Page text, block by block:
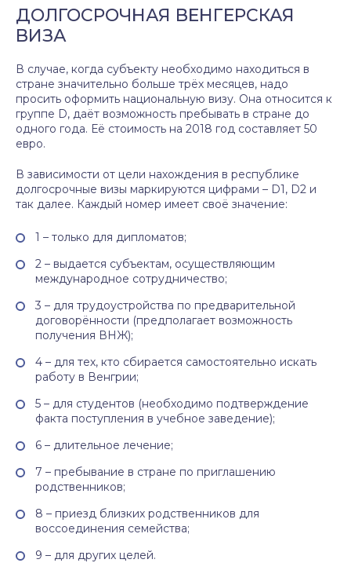
ДОЛГОСРОЧНАЯ ВЕНГЕРСКАЯ
ВИЗА
В случае, когда субъекту необходимо находиться в
стране значительно больше трёх месяцев, надо
просить оформить национальную визу. Она относится к
группе D, даёт возможность пребывать в стране до
одного года. Её стоимость на 2018 год составляет 50
евро.
В зависимости от цели нахождения в республике
долгосрочные визы маркируются цифрами – D1, D2 и
так далее. Каждый номер имеет своё значение:
1 – только для дипломатов;
2 – выдается субъектам, осуществляющим
международное сотрудничество;
3 – для трудоустройства по предварительной
договорённости (предполагает возможность
получения ВНЖ);
4 – для тех, кто сбирается самостоятельно искать
работу в Венгрии;
5 – для студентов (необходимо подтверждение
факта поступления в учебное заведение);
6 – длительное лечение;
7 – пребывание в стране по приглашению
родственников;
8 – приезд близких родственников для
воссоединения семейства;
9 – для других целей.